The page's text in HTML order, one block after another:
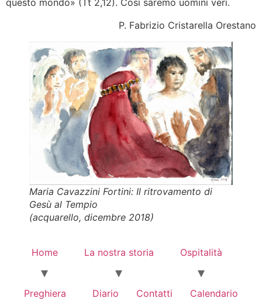
questo mondo» (Tt 2,12). Così saremo uomini veri.
P. Fabrizio Cristarella Orestano
Maria Cavazzini Fortini: Il ritrovamento di
Gesù al Tempio
(acquarello, dicembre 2018)
Home La nostra storia Ospitalità
Preghiera Diario Contatti Calendario